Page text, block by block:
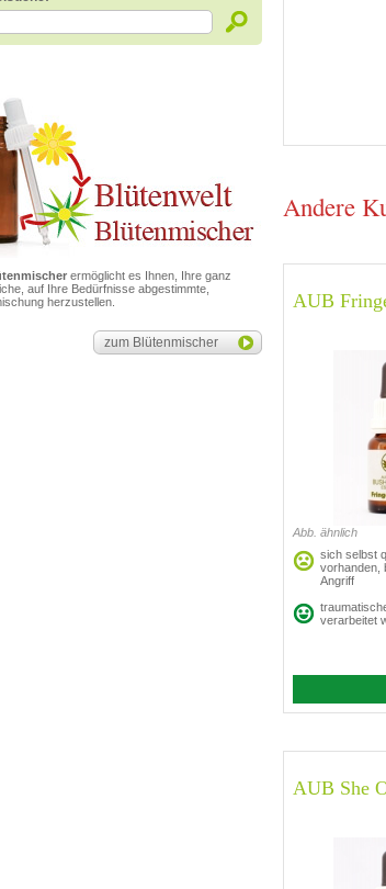
ermöglicht es Ihnen, Ihre ganz
auf Ihre Bedürfnisse abgestimmte,
herzustellen.
zum Blütenmischer
Andere
AUB
Abb. ähnlich
sich selbst
vorhanden,
Angriff
verarbeitet
AUB She